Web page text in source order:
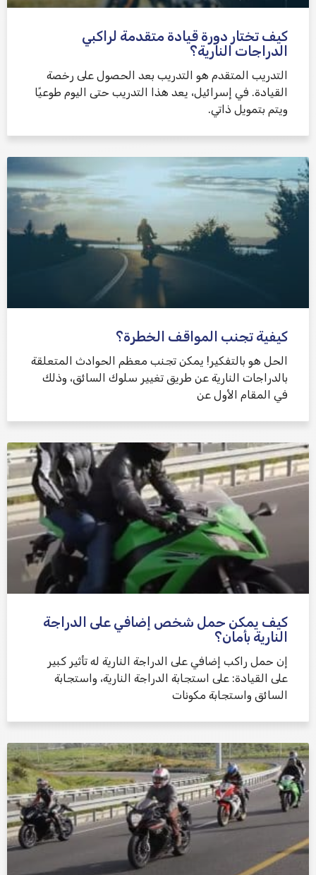
كيف تختار دورة قيادة متقدمة لراكبي
الدراجات النارية؟
التدريب المتقدم هو التدريب بعد الحصول على رخصة
القيادة. في إسرائيل، يعد هذا التدريب حتى اليوم طوعيًا
ويتم بتمويل ذاتي.
كيفية تجنب المواقف الخطرة؟
الحل هو بالتفكير! يمكن تجنب معظم الحوادث المتعلقة
بالدراجات النارية عن طريق تغيير سلوك السائق، وذلك
في المقام الأول عن
كيف يمكن حمل شخص إضافي على الدراجة
النارية بأمان؟
إن حمل راكب إضافي على الدراجة النارية له تأثير كبير
على القيادة: على استجابة الدراجة النارية، واستجابة
السائق واستجابة مكونات